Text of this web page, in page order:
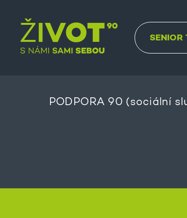
SENIOR
PODPORA 90 (sociální